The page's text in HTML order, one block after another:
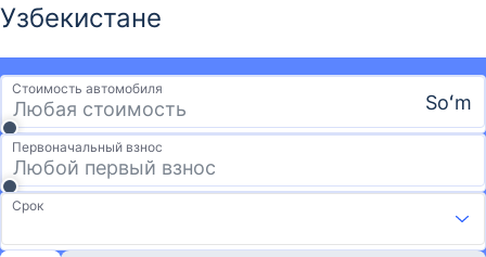
Узбекистане
Стоимость автомобиля
Soʻm
Первоначальный взнос
Срок